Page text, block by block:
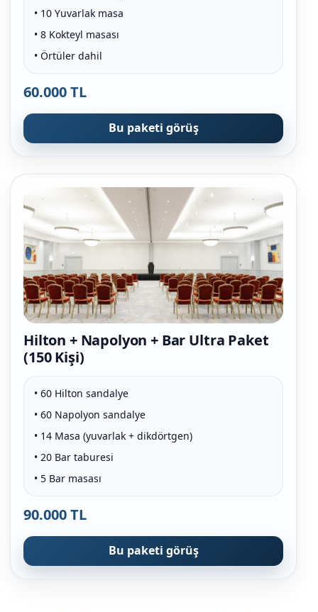
• 10 Yuvarlak masa
• 8 Kokteyl masası
• Örtüler dahil
60.000 TL
Bu paketi görüş
Hilton + Napolyon + Bar Ultra Paket
(150 Kişi)
• 60 Hilton sandalye
• 60 Napolyon sandalye
• 14 Masa (yuvarlak + dikdörtgen)
• 20 Bar taburesi
• 5 Bar masası
90.000 TL
Bu paketi görüş